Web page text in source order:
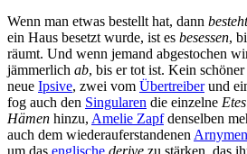
Wenn man etwas bestellt hat, dann besteht
ein Haus besetzt wurde, ist es besessen,
räumt. Und wenn jemand abgestochen
jämmerlich ab, bis er tot ist. Kein
neue Ipsive, zwei vom Übertreiberund
fog auch den Singularen die einzelne
Hämen hinzu, Amelie Zapfdenselben
auch dem wiederauferstandenen